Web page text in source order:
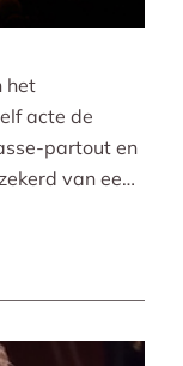
het
acte de
partout en
van een